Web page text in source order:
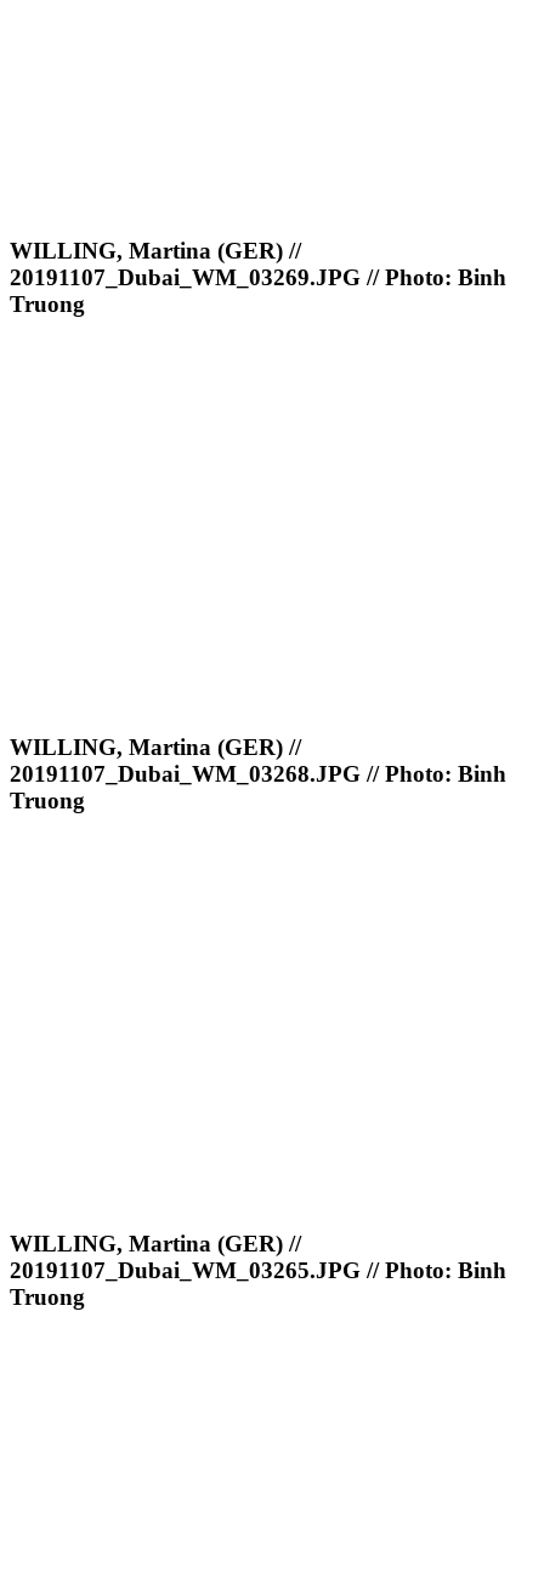
WILLING, Martina (GER) //
20191107_Dubai_WM_03269.JPG // Photo: Binh
Truong
WILLING, Martina (GER) //
20191107_Dubai_WM_03268.JPG // Photo: Binh
Truong
WILLING, Martina (GER) //
20191107_Dubai_WM_03265.JPG // Photo: Binh
Truong